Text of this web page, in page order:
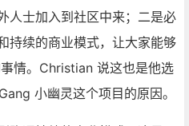
人士加入到社区中来；二是必
持续的商业模式，让大家能够
情。Christian 说这也是他选
Gang 小幽灵这个项目的原因。